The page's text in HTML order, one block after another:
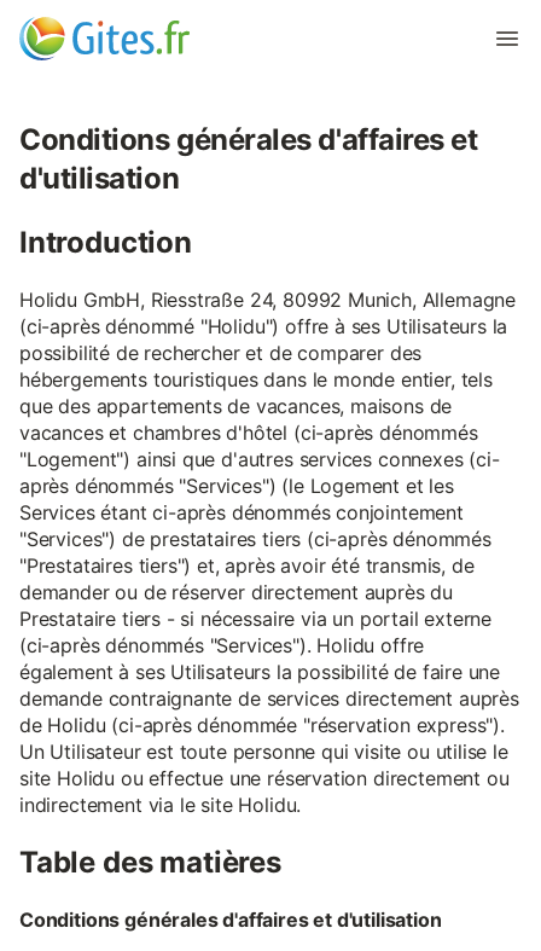
Conditions générales d'affaires et
d'utilisation
Introduction
Holidu GmbH, Riesstraße 24, 80992 Munich, Allemagne
(ci-après dénommé "Holidu") offre à ses Utilisateurs la
possibilité de rechercher et de comparer des
hébergements touristiques dans le monde entier, tels
que des appartements de vacances, maisons de
vacances et chambres d'hôtel (ci-après dénommés
"Logement") ainsi que d'autres services connexes (ci-
après dénommés "Services") (le Logement et les
Services étant ci-après dénommés conjointement
"Services") de prestataires tiers (ci-après dénommés
"Prestataires tiers") et, après avoir été transmis, de
demander ou de réserver directement auprès du
Prestataire tiers - si nécessaire via un portail externe
(ci-après dénommés "Services"). Holidu offre
également à ses Utilisateurs la possibilité de faire une
demande contraignante de services directement auprès
de Holidu (ci-après dénommée "réservation express").
Un Utilisateur est toute personne qui visite ou utilise le
site Holidu ou effectue une réservation directement ou
indirectement via le site Holidu.
Table des matières
Conditions générales d'affaires et d'utilisation